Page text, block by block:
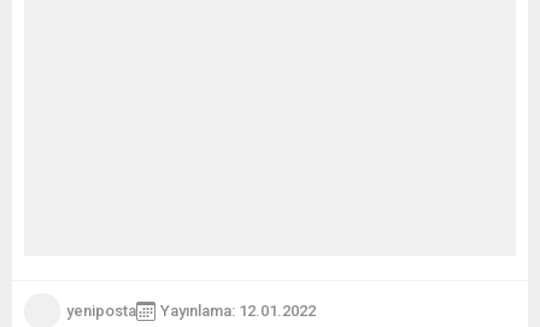
yeniposta
Yayınlama: 12.01.2022